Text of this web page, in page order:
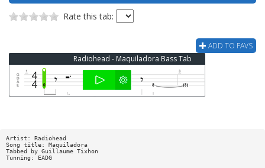
Rate this tab:
ADD TO FAVS
Radiohead - Maquiladora Bass Tab
Artist: Radiohead
Song title: Maquiladora
Tabbed by Guillaume Tixhon
Tunning: EADG